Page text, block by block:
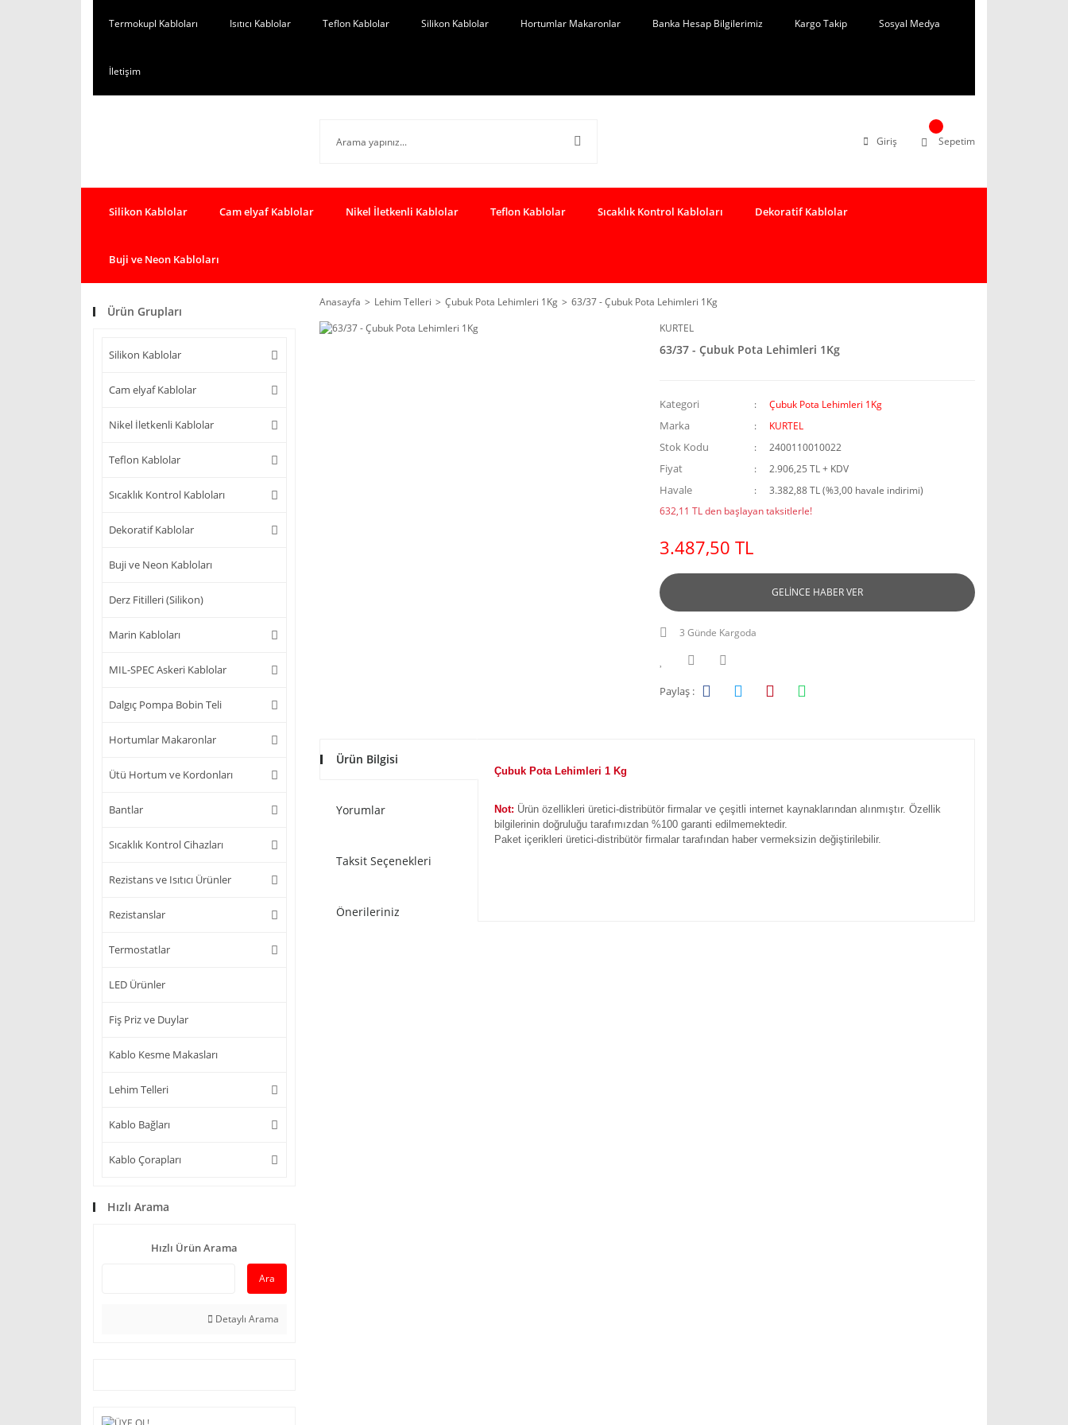
Termokupl Kabloları Isıtıcı Kablolar Teflon Kablolar Silikon Kablolar Hortumlar Makaronlar Banka Hesap Bilgilerimiz Kargo Takip Sosyal Medya
İletişim
Giriş Sepetim
Silikon Kablolar Cam elyaf Kablolar Nikel İletkenli Kablolar Teflon Kablolar Sıcaklık Kontrol Kabloları Dekoratif Kablolar
Buji ve Neon Kabloları
Ürün Grupları
Silikon Kablolar
Cam elyaf Kablolar
Nikel İletkenli Kablolar
Teflon Kablolar
Sıcaklık Kontrol Kabloları
Dekoratif Kablolar
Buji ve Neon Kabloları
Derz Fitilleri (Silikon)
Marin Kabloları
MIL-SPEC Askeri Kablolar
Dalgıç Pompa Bobin Teli
Hortumlar Makaronlar
Ütü Hortum ve Kordonları
Bantlar
Sıcaklık Kontrol Cihazları
Rezistans ve Isıtıcı Ürünler
Rezistanslar
Termostatlar
LED Ürünler
Fiş Priz ve Duylar
Kablo Kesme Makasları
Lehim Telleri
Kablo Bağları
Kablo Çorapları
Hızlı Arama
Hızlı Ürün Arama
Ara
Detaylı Arama
Anasayfa Lehim Telleri Çubuk Pota Lehimleri 1Kg
63/37 - Çubuk Pota Lehimleri 1Kg
KURTEL
63/37 - Çubuk Pota Lehimleri 1Kg
Kategori Çubuk Pota Lehimleri 1Kg
Marka KURTEL
Stok Kodu 2400110010022
Fiyat 2.906,25 TL + KDV
Havale
3.382,88 TL (%3,00 havale indirimi)
632,11 TL den başlayan taksitlerle!
3.487,50 TL
GELİNCE HABER VER
3 Günde Kargoda
Paylaş :
Ürün Bilgisi
Yorumlar
Taksit Seçenekleri
Önerileriniz
Çubuk Pota Lehimleri 1 Kg
Not: Ürün özellikleri üretici-distribütör firmalar ve çeşitli internet kaynaklarından alınmıştır. Özellik
bilgilerinin doğruluğu tarafımızdan %100 garanti edilmemektedir.
Paket içerikleri üretici-distribütör firmalar tarafından haber vermeksizin değiştirilebilir.